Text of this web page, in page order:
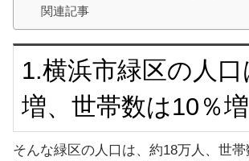
関連記事
1.横浜市緑区の人口
増、世帯数は10％増
そんな緑区の人口は、約18万人、世